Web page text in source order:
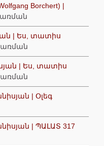
Borchert) |
| Ես, տատիս
| Ես, տատիս
| Օլեգ
| ՊԱԼԱՏ 317